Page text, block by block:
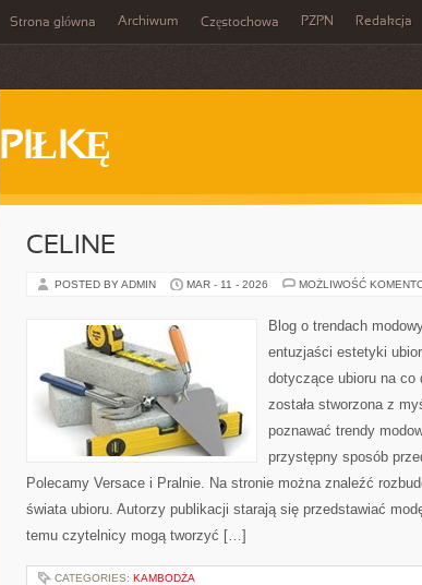
Strona główna Archiwum Częstochowa PZPN Redakcja
PIŁKĘ
CELINE
POSTED BY ADMIN MAR - 11 - 2026 MOŻLIWOŚĆ
Blog o trendach
entuzjaści estetyki
dotyczące ubioru na co
została stworzona z
poznawać trendy
przystępny sposób
Polecamy Versace i Pralnie. Na stronie można znaleźć
świata ubioru. Autorzy publikacji starają się przedstawiać
temu czytelnicy mogą tworzyć […]
CATEGORIES: KAMBODŻA